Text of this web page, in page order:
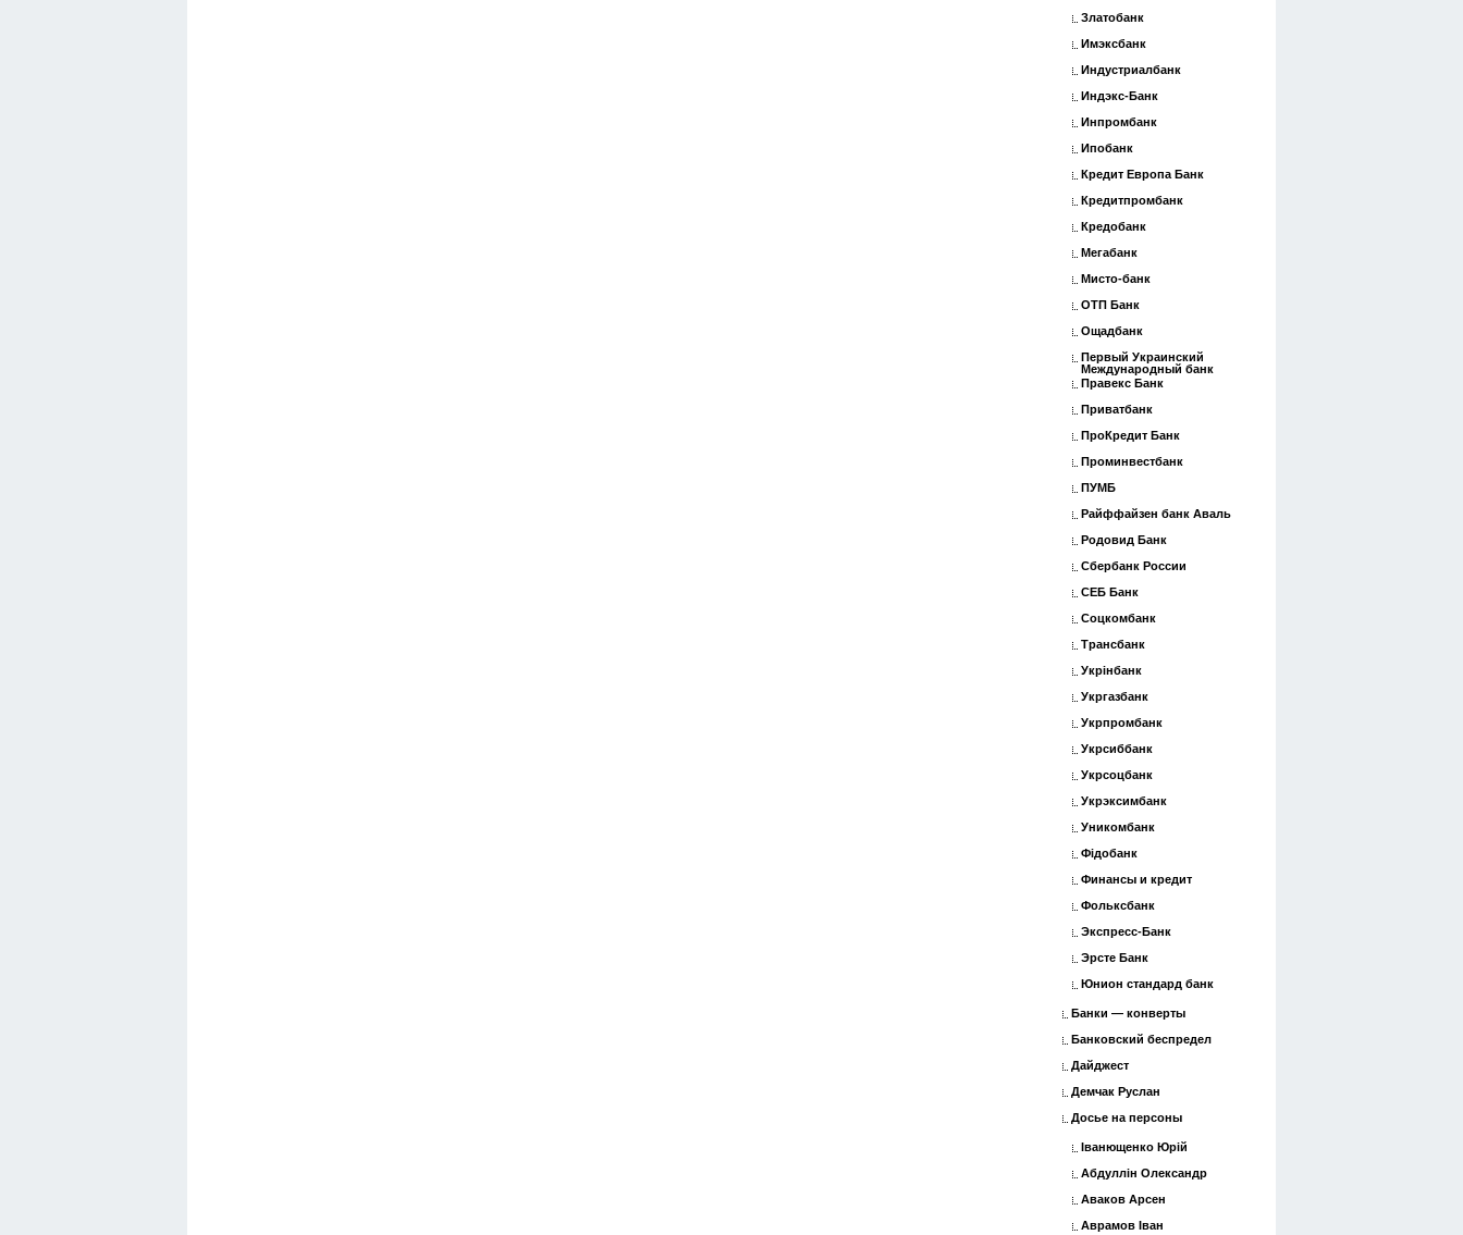
Златобанк
Имэксбанк
Индустриалбанк
Индэкс-Банк
Инпромбанк
Ипобанк
Кредит Европа Банк
Кредитпромбанк
Кредобанк
Мегабанк
Мисто-банк
ОТП Банк
Ощадбанк
Первый Украинский
Международный банк
Правекс Банк
Приватбанк
ПроКредит Банк
Проминвестбанк
ПУМБ
Райффайзен банк Аваль
Родовид Банк
Сбербанк России
СЕБ Банк
Соцкомбанк
Трансбанк
Укрінбанк
Укргазбанк
Укрпромбанк
Укрсиббанк
Укрсоцбанк
Укрэксимбанк
Уникомбанк
Фідобанк
Финансы и кредит
Фольксбанк
Экспресс-Банк
Эрсте Банк
Юнион стандард банк
Банки — конверты
Банковский беспредел
Дайджест
Демчак Руслан
Досье на персоны
Іванющенко Юрій
Абдуллін Олександр
Аваков Арсен
Аврамов Іван